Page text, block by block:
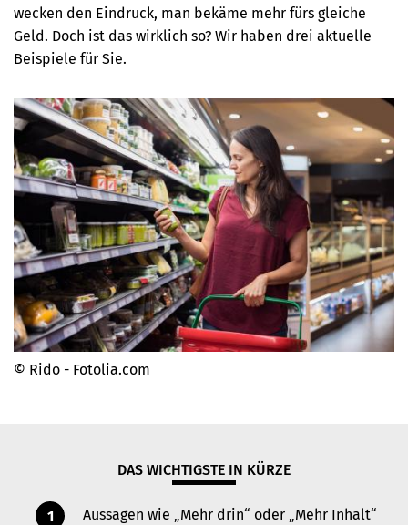
wecken den Eindruck, man bekäme mehr fürs gleiche
Geld. Doch ist das wirklich so? Wir haben drei aktuelle
Beispiele für Sie.
© Rido - Fotolia.com
DAS WICHTIGSTE IN KÜRZE
Aussagen wie „Mehr drin“ oder „Mehr Inhalt“